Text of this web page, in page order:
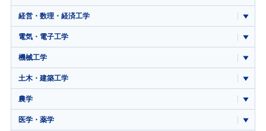
経営・数理・経済工学
電気・電子工学
機械工学
土木・建築工学
農学
医学・薬学